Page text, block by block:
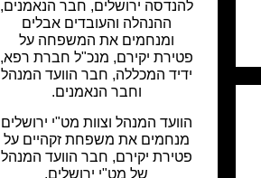
להנדסה ירושלים, חבר הנאמנים,
ההנהלה והעובדים אבלים
ומנחמים את המשפחה על
פטירת יקירם, מנכ"ל חברת רפא,
ידיד המכללה, חבר הוועד המנהל
וחבר הנאמנים.
הוועד המנהל וצוות מט"י ירושלים
מנחמים את משפחת זקהיים על
פטירת יקירם, חבר הוועד המנהל
של מט"י ירושלים.